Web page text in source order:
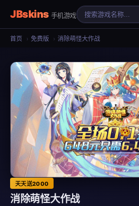
JBskins 手机游戏
首页 › 免费版 › 消除萌怪大作战
天天送2000
消除萌怪大作战